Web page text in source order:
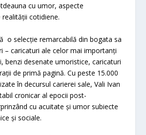
cu umor, aspecte
cotidiene.
o selecție remarcabilă din bogata sa
– caricaturi ale celor mai importanți
benzi desenate umoristice, caricaturi
de primă pagină. Cu peste 15.000
în decursul carierei sale, Vali Ivan
cronicar al epocii post-
cu acuitate și umor subiecte
și sociale.